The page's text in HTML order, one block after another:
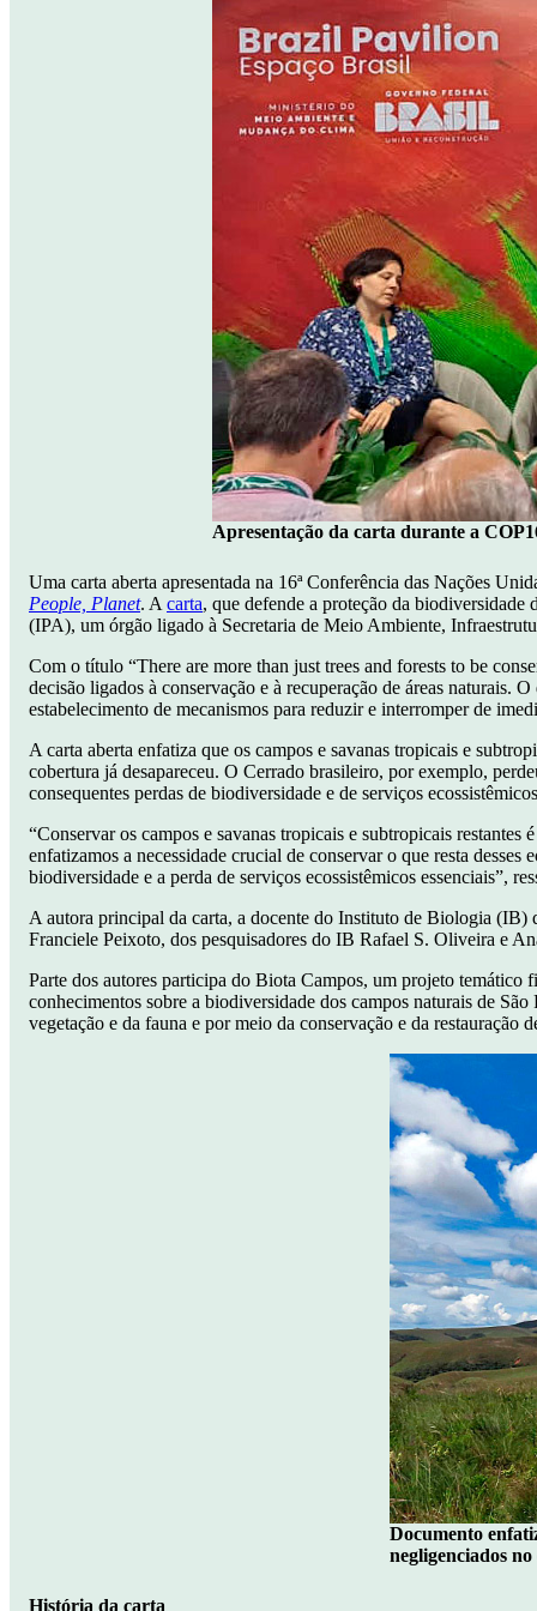
Apresentação da carta durante a
Uma carta aberta apresentada na 16ª Conferência das Nações
People, Planet. A carta, que defende a proteção da
(IPA), um órgão ligado à Secretaria de Meio Ambiente,
Com o título “There are more than just trees and forests to be
decisão ligados à conservação e à recuperação de áreas naturais.
estabelecimento de mecanismos para reduzir e interromper de
A carta aberta enfatiza que os campos e savanas tropicais e
cobertura já desapareceu. O Cerrado brasileiro, por exemplo,
consequentes perdas de biodiversidade e de serviços
“Conservar os campos e savanas tropicais e subtropicais restantes
enfatizamos a necessidade crucial de conservar o que resta
biodiversidade e a perda de serviços ecossistêmicos essenciais”,
A autora principal da carta, a docente do Instituto de Biologia
Franciele Peixoto, dos pesquisadores do IB Rafael S. Oliveira e
Parte dos autores participa do Biota Campos, um projeto
conhecimentos sobre a biodiversidade dos campos naturais de
vegetação e da fauna e por meio da conservação e da restauração
Documento
negligenciados
História da carta